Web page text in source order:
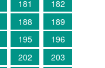
181
182
188
189
195
196
202
203